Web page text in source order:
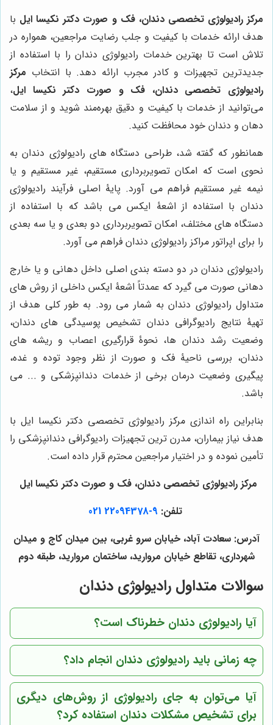
مرکز رادیولوژی تخصصی دندان، فک و صورت دکتر نکیسا ایل با
هدف ارائه خدمات با کیفیت و جلب رضایت مراجعین، همواره در
تلاش است تا بهترین خدمات رادیولوژی دندان را با استفاده از
جدیدترین تجهیزات و کادر مجرب ارائه دهد. با انتخاب مرکز
رادیولوژی تخصصی دندان، فک و صورت دکتر نکیسا ایل،
می‌توانید از خدمات با کیفیت و دقیق بهره‌مند شوید و از سلامت
دهان و دندان خود محافظت کنید.
همانطور که گفته شد، طراحی دستگاه های رادیولوژی دندان به
نحوی است که امکان تصویربرداری مستقیم، غیر مستقیم و یا
نیمه غیر مستقیم فراهم می آورد. پایۀ اصلی فرآیند رادیولوژی
دندان با استفاده از اشعۀ ایکس می باشد که با استفاده از
دستگاه های مختلف، امکان تصویربرداری دو بعدی و یا سه بعدی
را برای اپراتور مراکز رادیولوژی دندان فراهم می آورد.
رادیولوژی دندان در دو دسته بندی اصلی داخل دهانی و یا خارج
دهانی صورت می گیرد که عمدتاً اشعۀ ایکس داخلی از روش های
متداول رادیولوژی دندان به شمار می رود. به طور کلی هدف از
تهیۀ نتایج رادیوگرافی دندان تشخیص پوسیدگی های دندان،
وضعیت رشد دندان ها، نحوۀ قرارگیری اعصاب و ریشه های
دندان، بررسی ناحیۀ فک و صورت از نظر وجود توده و غده،
پیگیری وضعیت درمان برخی از خدمات دندانپزشکی و ... می
باشد.
بنابراین راه اندازی مرکز رادیولوژی تخصصی دکتر نکیسا ایل با
هدف نیاز بیماران، مدرن ترین تجهیزات رادیوگرافی دندانپزشکی را
تأمین نموده و در اختیار مراجعین محترم قرار داده است.
مرکز رادیولوژی تخصصی دندان، فک و صورت دکتر نکیسا ایل
تلفن:9-22094378 021
آدرس: سعادت آباد، خیابان سرو غربی، بین میدان کاج و میدان
شهرداری، تقاطع خیابان مروارید، ساختمان مروارید، طبقه دوم
سوالات متداول رادیولوژی دندان
آیا رادیولوژی دندان خطرناک است؟
چه زمانی باید رادیولوژی دندان انجام داد؟
آیا می‌توان به جای رادیولوژی از روش‌های دیگری
برای تشخیص مشکلات دندان استفاده کرد؟